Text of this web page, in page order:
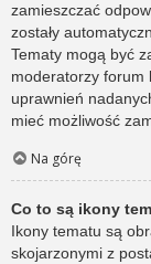
zamieszczać
zostały
Tematy mogą być
moderatorzy forum
uprawnień
mieć możliwość
Na górę
Co to są ikony
Ikony tematu są
skojarzonymi z